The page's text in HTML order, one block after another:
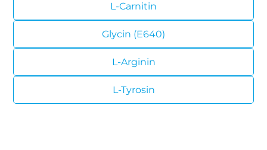
L-Carnitin
Glycin (E640)
L-Arginin
L-Tyrosin